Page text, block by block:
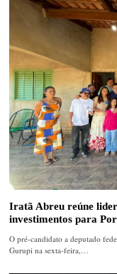
Iratã Abreu reúne
investimentos para
O pré-candidato a deputado
Gurupi na sexta-feira,…